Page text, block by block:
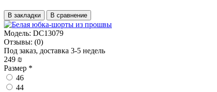
В закладки В сравнение
Модель: DC13079
Отзывы: (0)
Под заказ, доставка 3-5 недель
249 ₪
Размер *
46
44